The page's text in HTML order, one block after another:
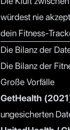
würdest nie
dein Fitness-
Die Bilanz der
Die Bilanz der
Große Vorfälle
GetHealth
ungesicherten